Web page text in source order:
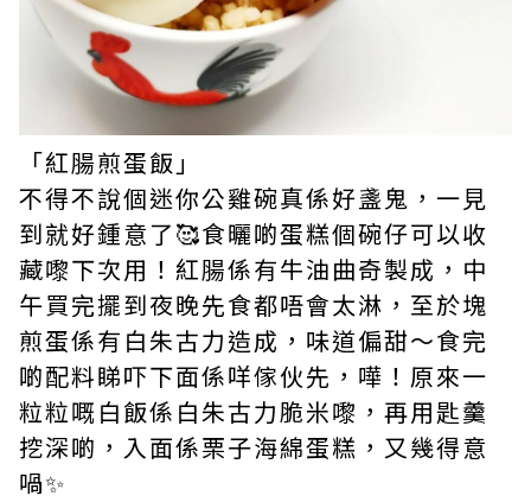
「紅腸煎蛋飯」
不得不說個迷你公雞碗真係好盞鬼，一見
到就好鍾意了🥰食曬啲蛋糕個碗仔可以收
藏嚟下次用！紅腸係有牛油曲奇製成，中
午買完擺到夜晚先食都唔會太淋，至於塊
煎蛋係有白朱古力造成，味道偏甜～食完
啲配料睇吓下面係咩傢伙先，嘩！原來一
粒粒嘅白飯係白朱古力脆米嚟，再用匙羹
挖深啲，入面係栗子海綿蛋糕，又幾得意
喎✨